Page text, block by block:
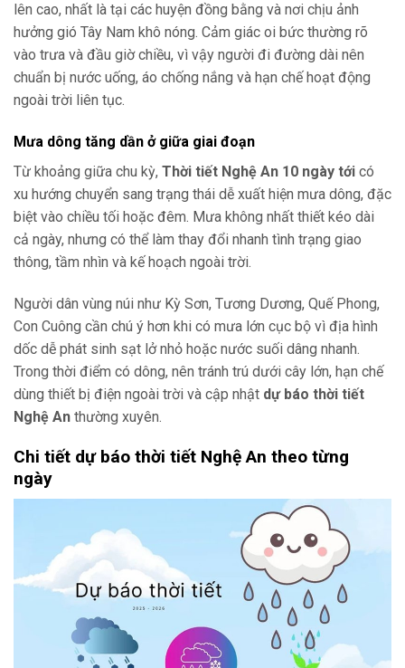
lên cao, nhất là tại các huyện đồng bằng và nơi chịu ảnh
hưởng gió Tây Nam khô nóng. Cảm giác oi bức thường rõ
vào trưa và đầu giờ chiều, vì vậy người đi đường dài nên
chuẩn bị nước uống, áo chống nắng và hạn chế hoạt động
ngoài trời liên tục.
Mưa dông tăng dần ở giữa giai đoạn
Từ khoảng giữa chu kỳ, Thời tiết Nghệ An 10 ngày tới có
xu hướng chuyển sang trạng thái dễ xuất hiện mưa dông, đặc
biệt vào chiều tối hoặc đêm. Mưa không nhất thiết kéo dài
cả ngày, nhưng có thể làm thay đổi nhanh tình trạng giao
thông, tầm nhìn và kế hoạch ngoài trời.
Người dân vùng núi như Kỳ Sơn, Tương Dương, Quế Phong,
Con Cuông cần chú ý hơn khi có mưa lớn cục bộ vì địa hình
dốc dễ phát sinh sạt lở nhỏ hoặc nước suối dâng nhanh.
Trong thời điểm có dông, nên tránh trú dưới cây lớn, hạn chế
dùng thiết bị điện ngoài trời và cập nhật dự báo thời tiết
Nghệ An thường xuyên.
Chi tiết dự báo thời tiết Nghệ An theo từng
ngày